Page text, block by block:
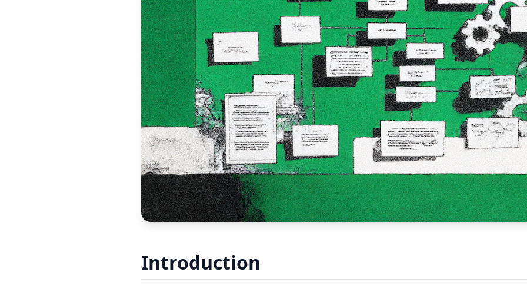
Introduction